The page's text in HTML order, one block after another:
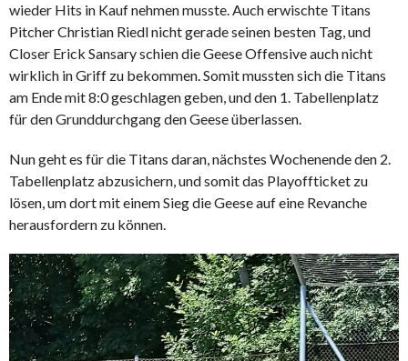
wieder Hits in Kauf nehmen musste. Auch erwischte Titans
Pitcher Christian Riedl nicht gerade seinen besten Tag, und
Closer Erick Sansary schien die Geese Offensive auch nicht
wirklich in Griff zu bekommen. Somit mussten sich die Titans
am Ende mit 8:0 geschlagen geben, und den 1. Tabellenplatz
für den Grunddurchgang den Geese überlassen.
Nun geht es für die Titans daran, nächstes Wochenende den 2.
Tabellenplatz abzusichern, und somit das Playoffticket zu
lösen, um dort mit einem Sieg die Geese auf eine Revanche
herausfordern zu können.